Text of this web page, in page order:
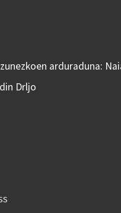
arduraduna:
Drljo